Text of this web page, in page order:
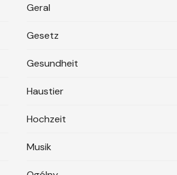
Geral
Gesetz
Gesundheit
Haustier
Hochzeit
Musik